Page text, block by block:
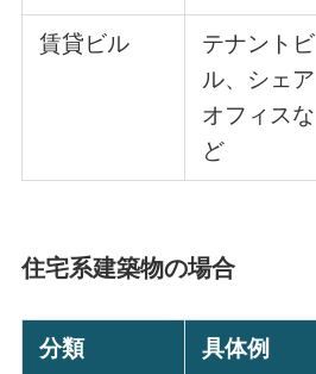
賃貸ビル
テナントビ
ル、シェア
オフィスな
ど
住宅系建築物の場合
分類 具体例